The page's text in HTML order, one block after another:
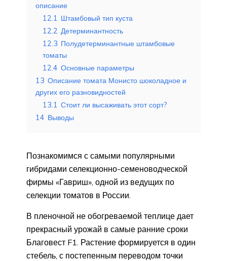
описание
12.1 Штамбовый тип куста
12.2 Детерминантность
12.3 Полудетерминантные штамбовые
томаты
12.4 Основные параметры
13 Описание томата Монисто шоколадное и
других его разновидностей
13.1 Стоит ли высаживать этот сорт?
14 Выводы
Познакомимся с самыми популярными
гибридами селекционно-семеноводческой
фирмы «Гавриш», одной из ведущих по
селекции томатов в России.
В пленочной не обогреваемой теплице дает
прекрасный урожай в самые ранние сроки
Благовест F1. Растение формируется в один
стебель, с постепенным переводом точки